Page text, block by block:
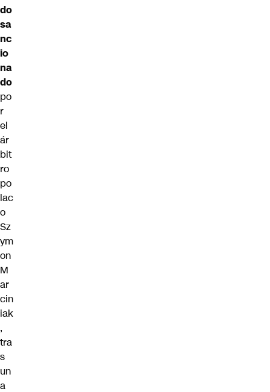
do
sa
nc
io
na
do
po
r
el
ár
bit
ro
po
lac
o
Sz
ym
on
M
ar
cin
iak
,
tra
s
un
a